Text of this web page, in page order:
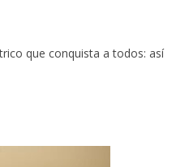
que conquista a todos: así